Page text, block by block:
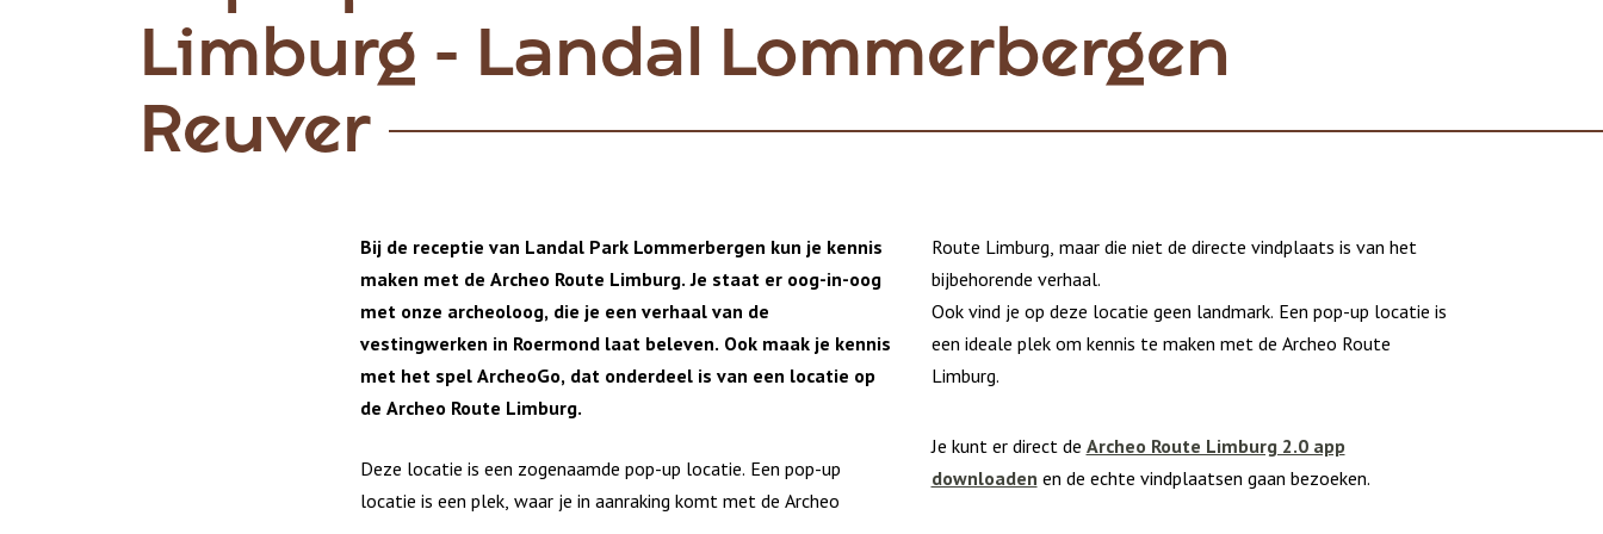
Limburg - Landal Lommerbergen
Reuver
Bij de receptie van Landal Park Lommerbergen kun je kennis
maken met de Archeo Route Limburg. Je staat er oog-in-oog
met onze archeoloog, die je een verhaal van de
vestingwerken in Roermond laat beleven. Ook maak je kennis
met het spel ArcheoGo, dat onderdeel is van een locatie op
de Archeo Route Limburg.
Deze locatie is een zogenaamde pop-up locatie. Een pop-up
locatie is een plek, waar je in aanraking komt met de Archeo
Route Limburg, maar die niet de directe vindplaats is van het
bijbehorende verhaal.
Ook vind je op deze locatie geen landmark. Een pop-up locatie is
een ideale plek om kennis te maken met de Archeo Route
Limburg.
Je kunt er direct de Archeo Route Limburg 2.0 app
downloaden en de echte vindplaatsen gaan bezoeken.